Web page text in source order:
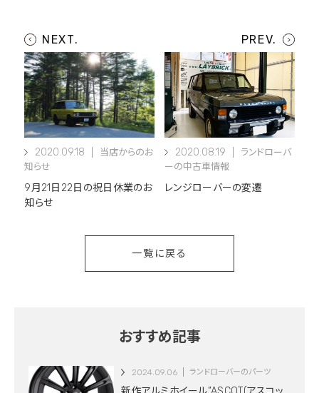
2020.09.18
当店からのお
知らせ
9月21日22日の祝日休業のお
知らせ
2020.08.19
ランドローバ
ーの中古車情報
レンジローバーの変遷
一覧に戻る
おすすめ記事
2024.09.06 ランドローバーのパーツ